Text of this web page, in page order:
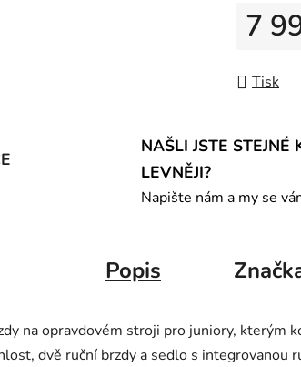
7
Tisk
NAŠLI JSTE STEJNÉ
LEVNĚJI?
Napište nám a my se
Popis
na opravdovém stroji pro juniory, kterým
dvě ruční brzdy a sedlo s